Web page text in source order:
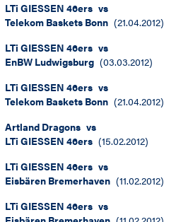
LTi GIESSEN 46ers vs
Telekom Baskets Bonn (21.04.2012)
LTi GIESSEN 46ers vs
EnBW Ludwigsburg (03.03.2012)
LTi GIESSEN 46ers vs
Telekom Baskets Bonn (21.04.2012)
Artland Dragons vs
LTi GIESSEN 46ers (15.02.2012)
LTi GIESSEN 46ers vs
Eisbären Bremerhaven (11.02.2012)
LTi GIESSEN 46ers vs